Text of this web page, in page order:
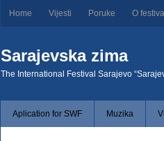
Home Vijesti Poruke O
Sarajevska zima
The International Festival Sarajevo
Aplication for SWF Muzika